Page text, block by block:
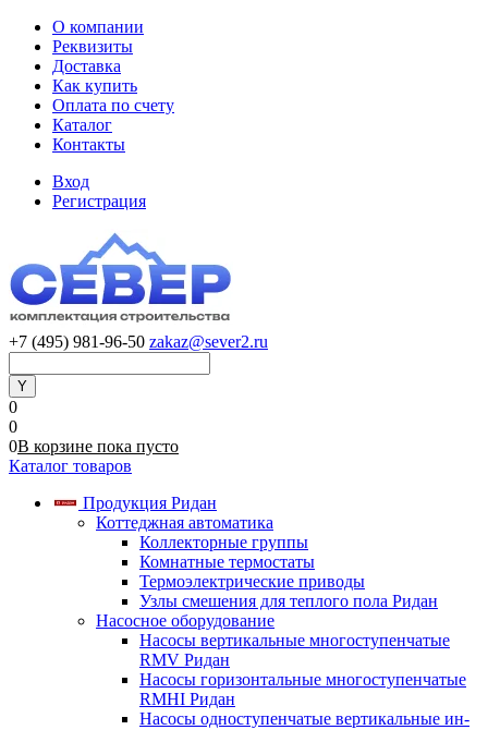
О компании
Реквизиты
Доставка
Как купить
Оплата по счету
Каталог
Контакты
Вход
Регистрация
+7 (495) 981-96-50 zakaz@sever2.ru
0
0
0В корзине пока пусто
Каталог товаров
Продукция Ридан
Коттеджная автоматика
Коллекторные группы
Комнатные термостаты
Термоэлектрические приводы
Узлы смешения для теплого пола Ридан
Насосное оборудование
Насосы вертикальные многоступенчатые
RMV Ридан
Насосы горизонтальные многоступенчатые
RMHI Ридан
Насосы одноступенчатые вертикальные ин-